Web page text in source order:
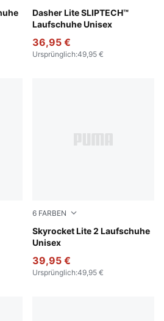
PUMA Silver
Dasher Lite SLIPTECH™
Laufschuhe Unisex
Cool Dark Gray-PUMA
36,95 €
Ursprünglich:49,95 €
White-Rosy Outlook
6 FARBEN
Skyrocket Lite 2 Laufschuhe
Unisex
PUMA Navy-PUMA White-
39,95 €
Ursprünglich:49,95 €